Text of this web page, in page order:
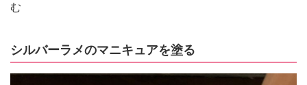
む
シルバーラメのマニキュアを塗る